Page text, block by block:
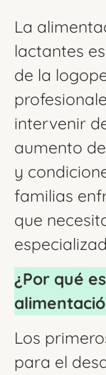
La
lactantes
de la
intervenir
aumento
y
familias
que
¿Por qué
Los
para el